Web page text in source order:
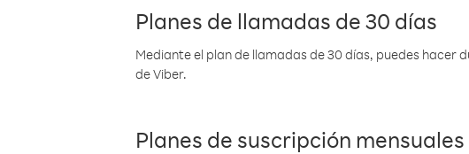
Planes de llamadas de 30 días
Mediante el plan de llamadas de 30 días, puedes
de Viber.
Planes de suscripción mensuales